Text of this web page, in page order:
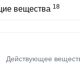
вещества 18
Действующее